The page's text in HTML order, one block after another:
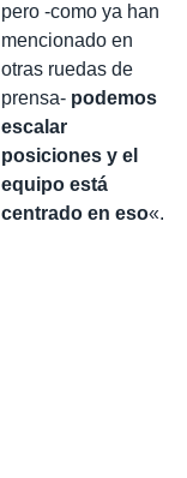
pero -como ya han
mencionado en
otras ruedas de
prensa- podemos
escalar
posiciones y el
equipo está
centrado en eso«.